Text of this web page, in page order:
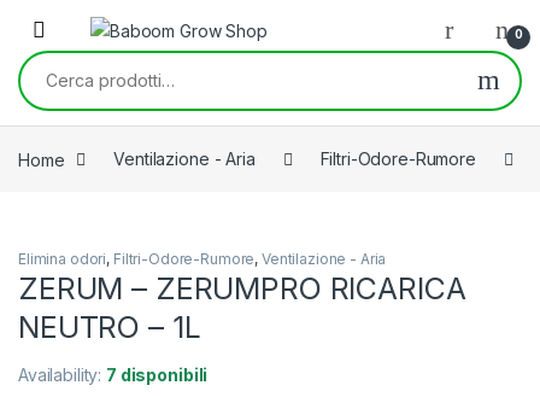
Skip to navigation
Skip to content
0
Cerca:
Home Ventilazione - Aria Filtri-Odore-Rumore
Elimina odori, Filtri-Odore-Rumore, Ventilazione - Aria
ZERUM – ZERUMPRO RICARICA
NEUTRO – 1L
Availability: 7 disponibili